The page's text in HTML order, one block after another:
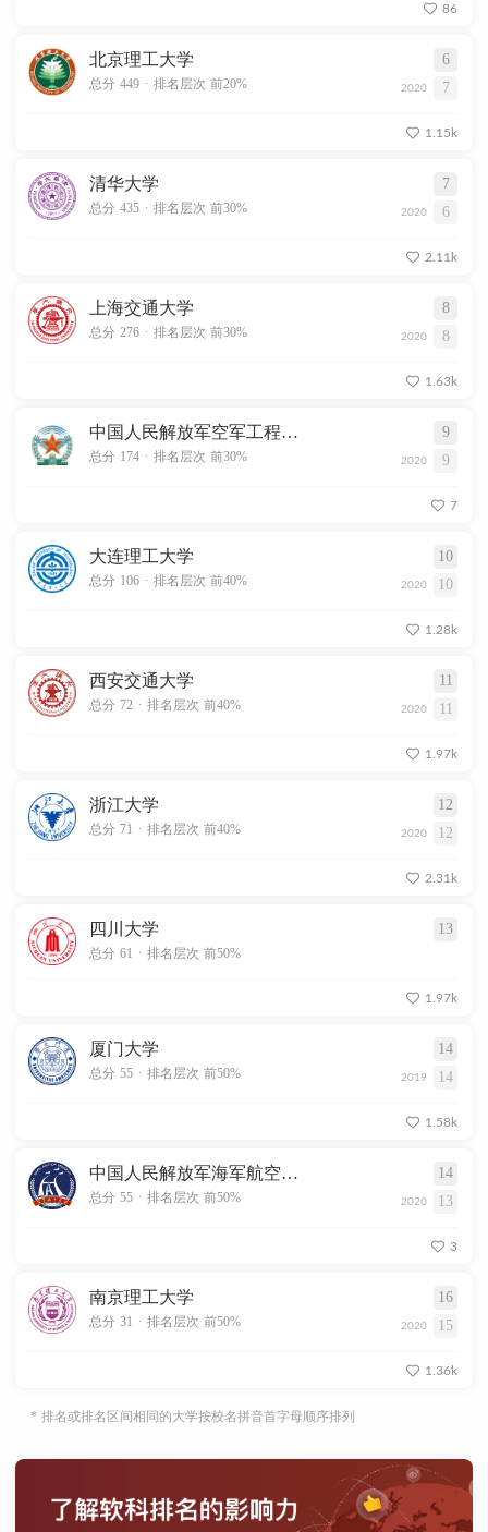
86
北京理工大学 6
总分 449 . 排名层次 前20% 2020 7
1.15k
清华大学 7
总分 435 . 排名层次 前30% 2020 6
2.11k
上海交通大学 8
总分 276 . 排名层次 前30% 2020 8
1.63k
中国人民解放军空军工程大学 9
总分 174 . 排名层次 前30% 2020 9
7
大连理工大学 10
总分 106 . 排名层次 前40% 2020 10
1.28k
西安交通大学 11
总分 72 . 排名层次 前40% 2020 11
1.97k
浙江大学 12
总分 71 . 排名层次 前40% 2020 12
2.31k
四川大学 13
总分 61 . 排名层次 前50%
1.97k
厦门大学 14
总分 55 . 排名层次 前50% 2019 14
1.58k
中国人民解放军海军航空大学 14
总分 55 . 排名层次 前50% 2020 13
3
南京理工大学 16
总分 31 . 排名层次 前50% 2020 15
1.36k
* 排名或排名区间相同的大学按校名拼音首字母顺序排列